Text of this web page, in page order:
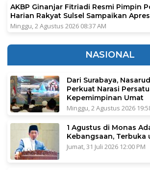
AKBP Ginanjar Fitriadi Resmi Pimpin
Harian Rakyat Sulsel Sampaikan
Minggu, 2 Agustus 2026 08:37 AM
NASIONAL
Dari Surabaya,
Perkuat Narasi
Kepemimpinan Umat
Minggu, 2 Agustus 2026
1 Agustus di Monas
Kebangsaan, Terbuka
Jumat, 31 Juli 2026 12:00 PM